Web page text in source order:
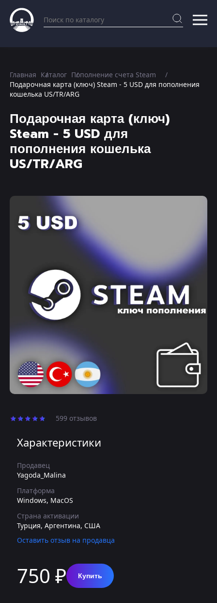
Главная Каталог Пополнение счета Steam
Подарочная карта (ключ) Steam - 5 USD для пополнения
кошелька US/TR/ARG
Подарочная карта (ключ)
Steam - 5 USD для
пополнения кошелька
US/TR/ARG
599 отзывов
Характеристики
Продавец
Yagoda_Malina
Платформа
Windows, MacOS
Страна активации
Турция, Аргентина, США
Оставить отзыв на продавца
750 ₽ Купить